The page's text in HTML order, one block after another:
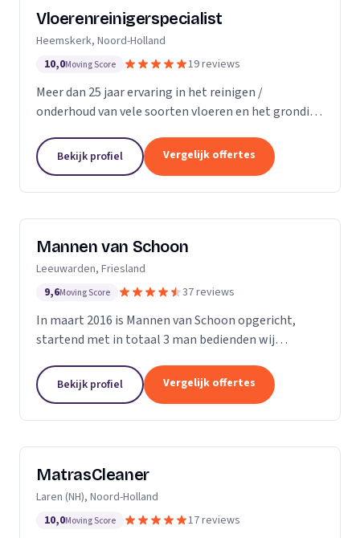
Vloerenreinigerspecialist
Heemskerk, Noord-Holland
10,0Moving Score 19 reviews
Meer dan 25 jaar ervaring in het reinigen /
onderhoud van vele soorten vloeren en het grondig
objecten zoals meubels en stoelen, zowel bij u
thuis...
Bekijk profiel Vergelijk offertes
Mannen van Schoon
Leeuwarden, Friesland
9,6Moving Score 37 reviews
In maart 2016 is Mannen van Schoon opgericht,
startend met in totaal 3 man bedienden wij
specialistische schoonmaak groeide Mannen van
Schoon al snel uit...
Bekijk profiel Vergelijk offertes
MatrasCleaner
Laren (NH), Noord-Holland
10,0Moving Score 17 reviews